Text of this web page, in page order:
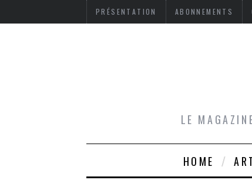
PRÉSENTATION ABONNEMENTS
LE
HOME